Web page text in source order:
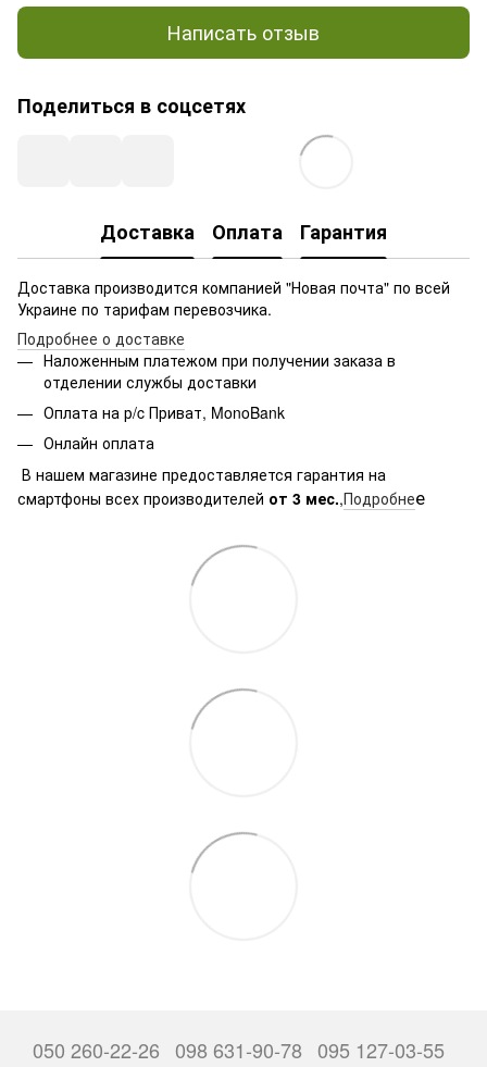
Написать отзыв
Поделиться в соцсетях
Доставка Оплата Гарантия
Доставка производится компанией "Новая почта" по всей
Украине по тарифам перевозчика.
Подробнее о доставке
Наложенным платежом при получении заказа в
отделении службы доставки
Оплата на р/c Приват, MonoBank
Онлайн оплата
В нашем магазине предоставляется гарантия на
смартфоны всех производителей от 3 мес.,Подробнее
050 260-22-26 098 631-90-78 095 127-03-55